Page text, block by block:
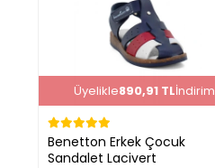
Üyelikle890,91 TLİndirim
Benetton Erkek Çocuk
Sandalet Lacivert